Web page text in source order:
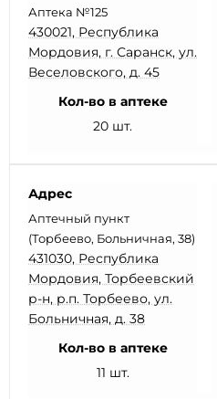
Аптека №125
430021, Республика
Мордовия, г. Саранск, ул.
Веселовского, д. 45
Кол-во в аптеке
20 шт.
Адрес
Аптечный пункт
(Торбеево, Больничная, 38)
431030, Республика
Мордовия, Торбеевский
р-н, р.п. Торбеево, ул.
Больничная, д. 38
Кол-во в аптеке
11 шт.